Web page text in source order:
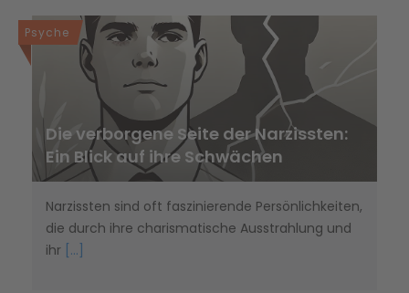
Psyche
Die verborgene Seite der Narzissten:
Ein Blick auf ihre Schwächen
Narzissten sind oft faszinierende Persönlichkeiten,
die durch ihre charismatische Ausstrahlung und
ihr [...]